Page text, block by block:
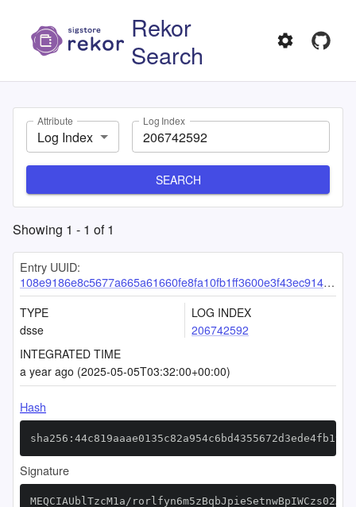
Rekor
Search
Attribute
Log Index
Log Index
SEARCH
Showing 1 - 1 of1
Entry UUID:
108e9186e8c5677a665a61660fe8fa10fb1ff3600e3f43ec914107eaea32d227b1472fdebe803f4f
TYPE
dsse
LOG INDEX
206742592
INTEGRATED TIME
a year ago (2025-05-05T03:32:00+00:00)
Hash
Signature
MEQCIAUblTzcM1a/